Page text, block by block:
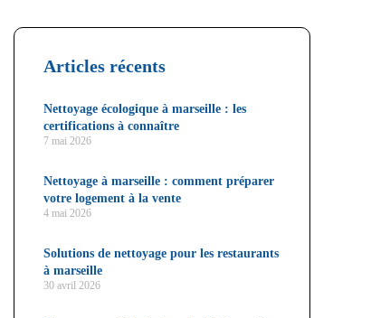
Articles récents
Nettoyage écologique à marseille : les
certifications à connaître
7 mai 2026
Nettoyage à marseille : comment préparer
votre logement à la vente
4 mai 2026
Solutions de nettoyage pour les restaurants
à marseille
30 avril 2026